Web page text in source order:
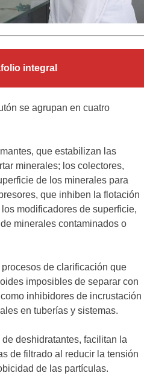
integral
se agrupan en cuatro
que estabilizan las
minerales; los colectores,
de los minerales para
que inhiben la flotación
modificadores de superficie,
minerales contaminados o
procesos de clarificación que
imposibles de separar con
inhibidores de incrustación
en tuberías y sistemas.
de deshidratantes, facilitan la
de filtrado al reducir la tensión
de las partículas.